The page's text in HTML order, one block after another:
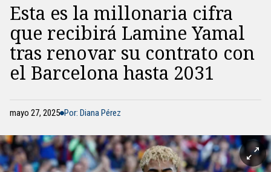
Esta es la millonaria cifra
que recibirá Lamine Yamal
tras renovar su contrato con
el Barcelona hasta 2031
mayo 27, 2025 Por: Diana Pérez